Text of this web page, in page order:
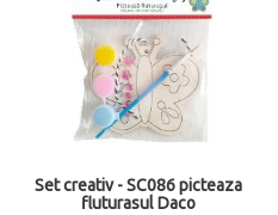
Set creativ - SC086 picteaza
fluturasul Daco